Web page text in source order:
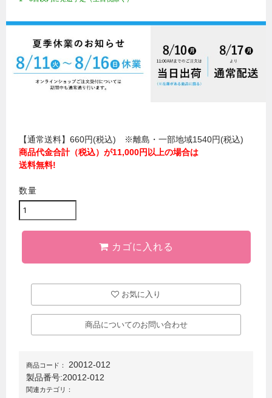
【通常送料】660円(税込) ※離島・一部地域1540円(税込)
商品代金合計（税込）が11,000円以上の場合は
送料無料!
数量
カゴに入れる
お気に入り
商品についてのお問い合わせ
商品コード：
20012-012
製品番号:20012-012
関連カテゴリ：